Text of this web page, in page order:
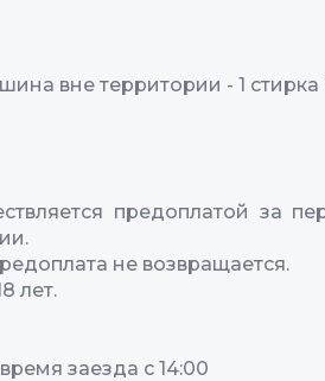
вне территории - 1 стирка
предоплатой за
не возвращается.
лет.
время заезда с 14:00